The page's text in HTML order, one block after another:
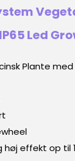
Led
Plante med
høj effekt op til